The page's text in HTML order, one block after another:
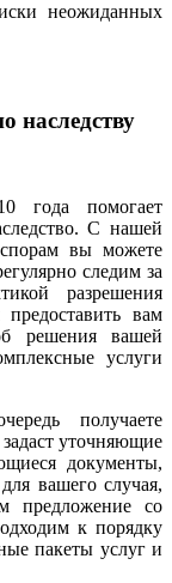
неожиданных
наследству
года помогает
С нашей
вы можете
следим за
разрешения
вам
решения вашей
услуги
получаете
уточняющие
документы,
вашего случая,
предложение со
к порядку
пакеты услуг и